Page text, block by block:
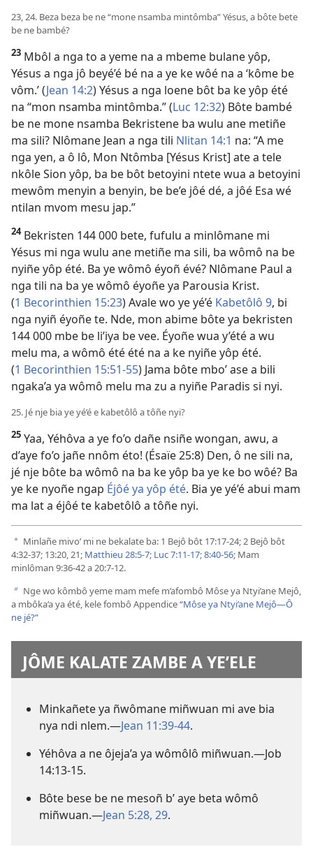
23, 24. Beza beza be ne “mone nsamba mintômba” Yésus, a bôte bete
be ne bambé?
23 Mbôl a nga to a yeme na a mbeme bulane yôp,
Yésus a nga jô beyé’é bé na a ye ke wôé na a ‘kôme be
vôm.’ (Jean 14:2) Yésus a nga loene bôt ba ke yôp été
na “mon nsamba mintômba.” (Luc 12:32) Bôte bambé
be ne mone nsamba Bekristene ba wulu ane metiñe
ma sili? Nlômane Jean a nga tili Nlitan 14:1 na: “A me
nga yen, a ô lô, Mon Ntômba [Yésus Krist] ate a tele
nkôle Sion yôp, ba be bôt betoyini ntete wua a betoyini
mewôm menyin a benyin, be be’e jôé dé, a jôé Esa wé
ntilan mvom mesu jap.”
24Bekristen 144 000 bete, fufulu a minlômane mi
Yésus mi nga wulu ane metiñe ma sili, ba wômô na be
nyiñe yôp été. Ba ye wômô éyoñ évé? Nlômane Paul a
nga tili na ba ye wômô éyoñe ya Parousia Krist.
(1 Becorinthien 15:23) Avale wo ye yé’é Kabetôlô 9, bi
nga nyiñ éyoñe te. Nde, mon abime bôte ya bekristen
144 000 mbe be li’iya be vee. Éyoñe wua y’été a wu
melu ma, a wômô été été na a ke nyiñe yôp été.
(1 Becorinthien 15:51-55) Jama bôte mbo’ ase a bili
ngaka’a ya wômô melu ma zu a nyiñe Paradis si nyi.
25. Jé nje bia ye yé’é e kabetôlô a tôñe nyi?
25 Yaa, Yéhôva a ye fo’o dañe nsiñe wongan, awu, a
d’aye fo’o jañe nnôm éto! (Ésaïe 25:8) Den, ô ne sili na,
jé nje bôte ba wômô na ba ke yôp ba ye ke bo wôé? Ba
ye ke nyoñe ngap Éjôé ya yôp été. Bia ye yé’é abui mam
ma lat a éjôé te kabetôlô a tôñe nyi.
a Minlañe mivo’ mi ne bekalate ba: 1 Bejô bôt 17:17-24;2 Bejô bôt
4:32-37; 13:20, 21; Matthieu 28:5-7; Luc 7:11-17;8:40-56; Mam
minlôman 9:36-42 a 20:7-12.
b Nge wo kômbô yeme mam mefe m’afombô Môse ya Ntyi’ane Mejô,
a mbôka’a ya été, kele fombô Appendice “Môse ya Ntyi’ane Mejô—Ô
ne jé?”
JÔME KALATE ZAMBE A YE’ELE
Minkañete ya ñwômane miñwuan mi ave bia
nya ndi nlem.​—Jean 11:39-44.
Yéhôva a ne ôjeja’a ya wômôlô miñwuan.​—Job
14:13-15.
Bôte bese be ne mesoñ b’ aye beta wômô
miñwuan.​—Jean 5:28, 29.